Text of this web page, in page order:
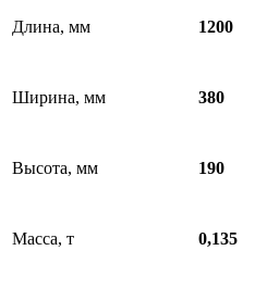
Длина, мм 1200
Ширина, мм 380
Высота, мм 190
Масса, т 0,135